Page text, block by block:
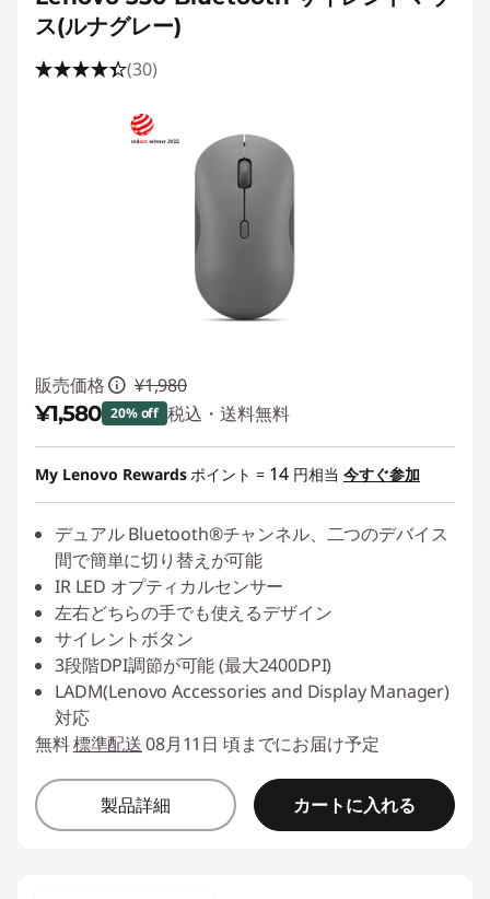
ス(ルナグレー)
(30)
販売価格 ¥1,980
¥1,580 20% off 税込・送料無料
特別割引 :-¥400
My Lenovo Rewardsポイント = 14 円相当 今すぐ参加
デュアル Bluetooth®チャンネル、二つのデバイス
間で簡単に切り替えが可能
IR LED オプティカルセンサー
左右どちらの手でも使えるデザイン
サイレントボタン
3段階DPI調節が可能 (最大2400DPI)
LADM(Lenovo Accessories and Display Manager)
対応
無料標準配送08月11日 頃までにお届け予定
製品詳細 カートに入れる